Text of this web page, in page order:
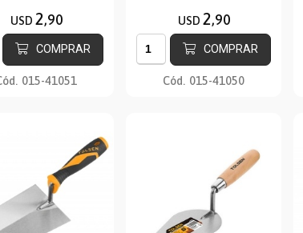
USD 2,90
COMPRAR
015-41051
USD 2,90
COMPRAR
Cód. 015-41050